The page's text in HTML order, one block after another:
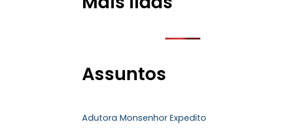
Assuntos
Adutora Monsenhor Expedito